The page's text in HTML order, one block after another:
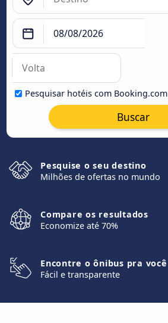
Pesquisar hotéis com Booking.com
Buscar
Pesquise o seu destino
Milhões de ofertas no mundo
Compare os resultados
Economize até 70%
Encontre o ônibus pra você
Fácil e transparente